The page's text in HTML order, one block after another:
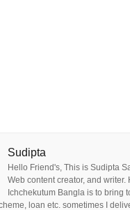
Sudipta
Hello Friend's, This is Sudipta
Web content creator, and writer.
Ichchekutum Bangla is to bring
loan etc. sometimes I